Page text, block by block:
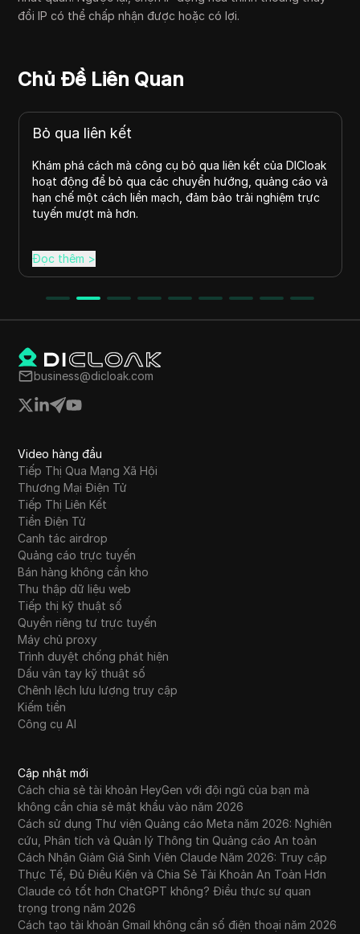
đổi IP có thể chấp nhận được hoặc có lợi.
Chủ Đề Liên Quan
Bỏ qua liên kết
Khám phá cách mà công cụ bỏ qua liên kết của DICloak
hoạt động để bỏ qua các chuyển hướng, quảng cáo và
hạn chế một cách liền mạch, đảm bảo trải nghiệm trực
tuyến mượt mà hơn.
Đọc thêm >
business@dicloak.com
Video hàng đầu
Tiếp Thị Qua Mạng Xã Hội
Thương Mại Điện Tử
Tiếp Thị Liên Kết
Tiền Điện Tử
Canh tác airdrop
Quảng cáo trực tuyến
Bán hàng không cần kho
Thu thập dữ liệu web
Tiếp thị kỹ thuật số
Quyền riêng tư trực tuyến
Máy chủ proxy
Trình duyệt chống phát hiện
Dấu vân tay kỹ thuật số
Chênh lệch lưu lượng truy cập
Kiếm tiền
Công cụ AI
Cập nhật mới
Cách chia sẻ tài khoản HeyGen với đội ngũ của bạn mà
không cần chia sẻ mật khẩu vào năm 2026
Cách sử dụng Thư viện Quảng cáo Meta năm 2026: Nghiên
cứu, Phân tích và Quản lý Thông tin Quảng cáo An toàn
Cách Nhận Giảm Giá Sinh Viên Claude Năm 2026: Truy cập
Thực Tế, Đủ Điều Kiện và Chia Sẻ Tài Khoản An Toàn Hơn
Claude có tốt hơn ChatGPT không? Điều thực sự quan
trọng trong năm 2026
Cách tạo tài khoản Gmail không cần số điện thoại năm 2026